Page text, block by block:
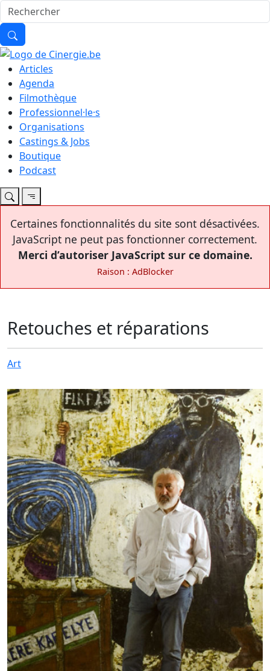
Articles
Agenda
Filmothèque
Professionnel·le·s
Organisations
Castings & Jobs
Boutique
Podcast
Certaines fonctionnalités du site sont désactivées.
JavaScript ne peut pas fonctionner correctement.
Merci d’autoriser JavaScript sur ce domaine.
Raison : AdBlocker
Retouches et réparations
Art